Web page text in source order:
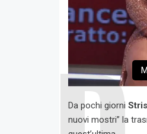
Da pochi giorni
nuovi mostri” la